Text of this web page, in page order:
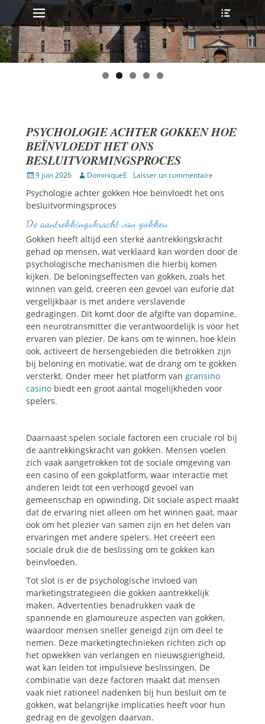
MENU PRINCIPAL
Aller
au
contenu
l’en-
tête
PSYCHOLOGIE ACHTER GOKKEN HOE
BEÏNVLOEDT HET ONS
BESLUITVORMINGSPROCES
Publié9 juin 2026 Auteur
DominiqueE Laisser un commentaire
Psychologie achter gokken Hoe beïnvloedt het ons
besluitvormingsproces
De aantrekkingskracht van gokken
Gokken heeft altijd een sterke aantrekkingskracht
gehad op mensen, wat verklaard kan worden door de
psychologische mechanismen die hierbij komen
kijken. De beloningseffecten van gokken, zoals het
winnen van geld, creëren een gevoel van euforie dat
vergelijkbaar is met andere verslavende
gedragingen. Dit komt door de afgifte van dopamine,
een neurotransmitter die verantwoordelijk is voor het
ervaren van plezier. De kans om te winnen, hoe klein
ook, activeert de hersengebieden die betrokken zijn
bij beloning en motivatie, wat de drang om te gokken
versterkt. Onder meer het platform van gransino
casino biedt een groot aantal mogelijkheden voor
spelers.
Daarnaast spelen sociale factoren een cruciale rol bij
de aantrekkingskracht van gokken. Mensen voelen
zich vaak aangetrokken tot de sociale omgeving van
een casino of een gokplatform, waar interactie met
anderen leidt tot een verhoogd gevoel van
gemeenschap en opwinding. Dit sociale aspect maakt
dat de ervaring niet alleen om het winnen gaat, maar
ook om het plezier van samen zijn en het delen van
ervaringen met andere spelers. Het creëert een
sociale druk die de beslissing om te gokken kan
beïnvloeden.
Tot slot is er de psychologische invloed van
marketingstrategieën die gokken aantrekkelijk
maken. Advertenties benadrukken vaak de
spannende en glamoureuze aspecten van gokken,
waardoor mensen sneller geneigd zijn om deel te
nemen. Deze marketingtechnieken richten zich op
het opwekken van verlangen en nieuwsgierigheid,
wat kan leiden tot impulsieve beslissingen. De
combinatie van deze factoren maakt dat mensen
vaak niet rationeel nadenken bij hun besluit om te
gokken, wat belangrijke implicaties heeft voor hun
gedrag en de gevolgen daarvan.